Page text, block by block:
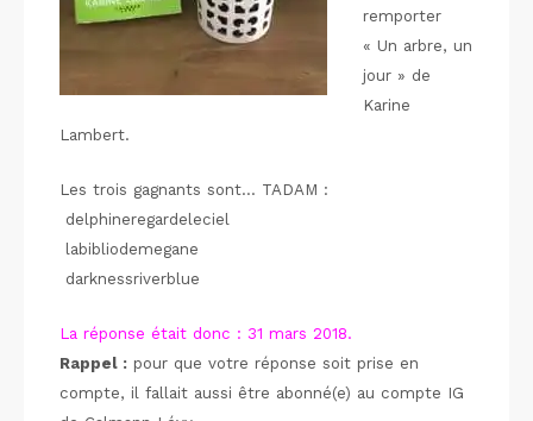
remporter
« Un arbre, un
jour » de
Karine
Lambert.
Les trois gagnants sont… TADAM :
delphineregardeleciel
labibliodemegane
darknessriverblue
La réponse était donc : 31 mars 2018.
Rappel : pour que votre réponse soit prise en
compte, il fallait aussi être abonné(e) au compte IG